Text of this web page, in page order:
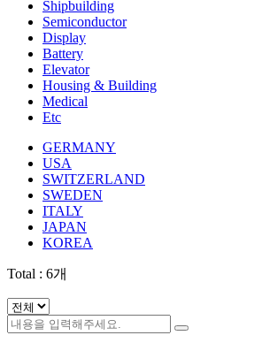
Shipbuilding
Semiconductor
Display
Battery
Elevator
Housing & Building
Medical
Etc
GERMANY
USA
SWITZERLAND
SWEDEN
ITALY
JAPAN
KOREA
Total : 6개